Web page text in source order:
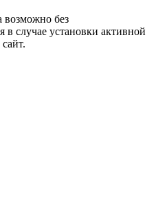
возможно без
в случае установки активной